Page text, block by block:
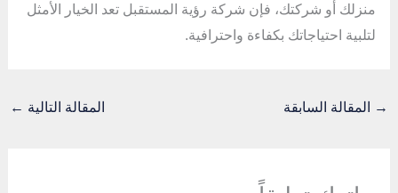
منزلك أو شركتك، فإن شركة رؤية المستقبل تعد الخيار الأمثل
لتلبية احتياجاتك بكفاءة واحترافية.
→ المقالة السابقة المقالة التالية ←